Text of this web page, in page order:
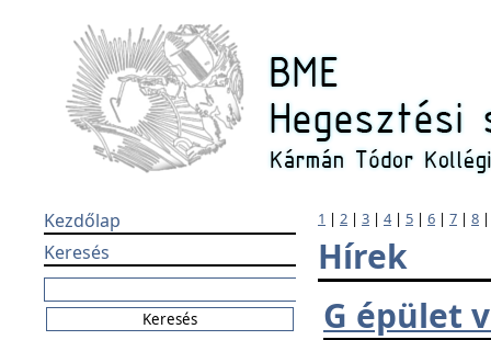
Kezdőlap
Keresés
1 | 2 | 3 | 4| 5 | 6 | 7 | 8
Hírek
G épület